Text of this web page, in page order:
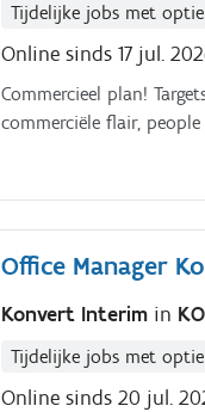
Tijdelijke jobs met
Online sinds 17 jul.
Commercieel plan!
commerciële flair,
Office Manager
Konvert Interim in
Tijdelijke jobs met
Online sinds 20 jul.